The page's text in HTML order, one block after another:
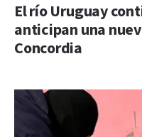
El río Uruguay
anticipan una
Concordia